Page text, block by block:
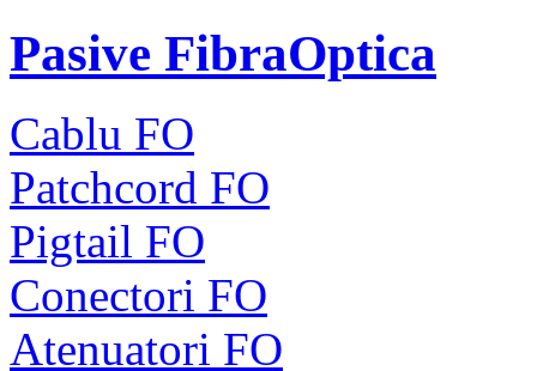
Pasive FibraOptica
Cablu FO
Patchcord FO
Pigtail FO
Conectori FO
Atenuatori FO